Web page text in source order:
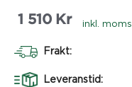
1 510 Kr inkl. moms
Frakt:
Leveranstid: